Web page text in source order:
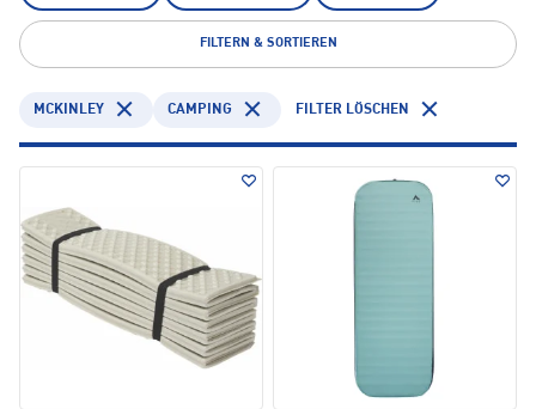
FILTERN & SORTIEREN
MCKINLEY CAMPING FILTER LÖSCHEN